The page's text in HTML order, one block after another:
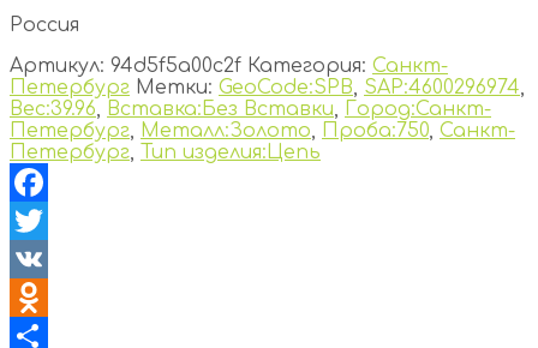
Россия
Артикул: 94d5f5a00c2f Категория: Санкт-
Петербург Метки: GeoCode:SPB, SAP:4600296974,
Вес:39.96, Вставка:Без Вставки, Город:Санкт-
Петербург, Металл:Золото, Проба:750, Санкт-
Петербург, Тип изделия:Цепь
Facebook
Twitter
VK
Odnoklassniki